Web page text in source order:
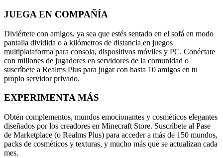
JUEGA EN COMPAÑÍA
Diviértete con amigos, ya sea que estés sentado en el sofá en modo
pantalla dividida o a kilómetros de distancia en juegos
multiplataforma para consola, dispositivos móviles y PC. Conéctate
con millones de jugadores en servidores de la comunidad o
suscríbete a Realms Plus para jugar con hasta 10 amigos en tu
propio servidor privado.
EXPERIMENTA MÁS
Obtén complementos, mundos emocionantes y cosméticos elegantes
diseñados por los creadores en Minecraft Store. Suscríbete al Pase
de Marketplace (o Realms Plus) para acceder a más de 150 mundos,
packs de cosméticos y texturas, y mucho más que se actualizan cada
mes.